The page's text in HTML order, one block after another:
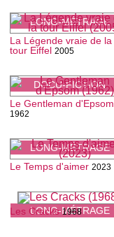
LONG-MÉTRAGE
DOCU-FICTION
La Légende vraie de la
tour Eiffel 2005
LONG-MÉTRAGE
Le Gentleman d'Epsom
1962
LONG-MÉTRAGE
Le Temps d'aimer 2023
Les Cracks 1968